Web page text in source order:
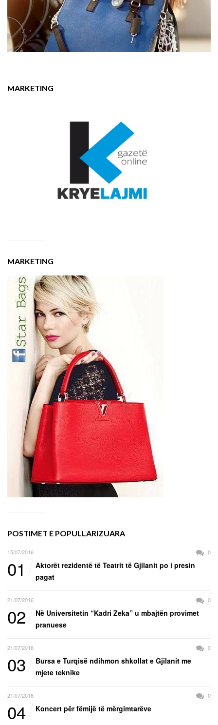
MARKETING
MARKETING
POSTIMET E POPULLARIZUARA
15/07/2016 0
01
Aktorët rezidentë të Teatrit të Gjilanit po i presin
pagat
21/07/2016 0
02
Në Universitetin “Kadri Zeka” u mbajtën provimet
pranuese
21/07/2016 0
03
Bursa e Turqisë ndihmon shkollat e Gjilanit me
mjete teknike
21/07/2016 0
04 Koncert për fëmijë të mërgimtarëve